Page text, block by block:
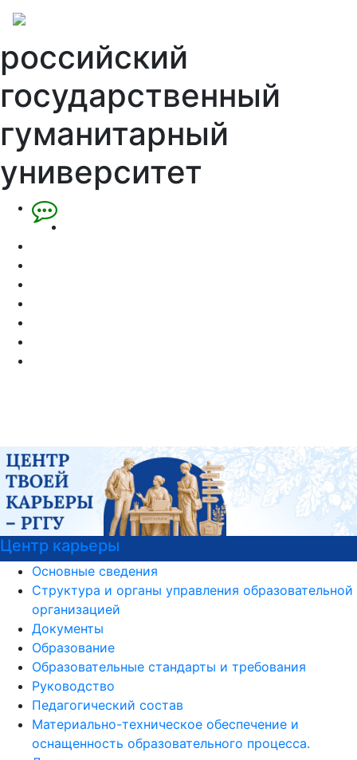
российский
государственный
гуманитарный
университет
карьеры
Основные сведения
Структура и органы управления образовательной
организацией
Документы
Образование
Образовательные стандарты и требования
Руководство
Педагогический состав
Материально-техническое обеспечение и
оснащенность образовательного процесса.